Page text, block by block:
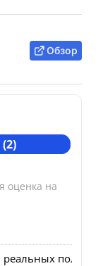
Обзор
оценка на